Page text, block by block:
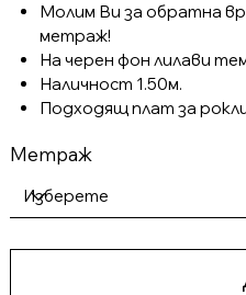
Молим Ви за обратна
метраж!
На черен фон лилави
Наличност 1.50м.
Подходящ плат за
Метраж